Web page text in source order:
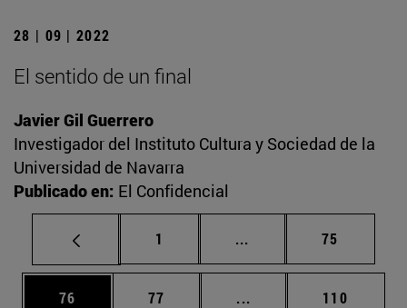
28 | 09 | 2022
El sentido de un final
Javier Gil Guerrero
Investigador del Instituto Cultura y Sociedad de la
Universidad de Navarra
Publicado en: El Confidencial
Página
1 ... Páginas intermedias
Página
75
Página
76 Página
77 ... Páginas intermedias
Página
110